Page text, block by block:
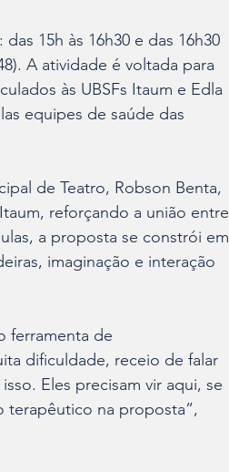
15h às 16h30 e das 16h30
A atividade é voltada para
às UBSFs Itaum e Edla
equipes de saúde das
de Teatro, Robson Benta,
reforçando a união entre
a proposta se constrói em
imaginação e interação
ferramenta de
dificuldade, receio de falar
Eles precisam vir aqui, se
terapêutico na proposta”,